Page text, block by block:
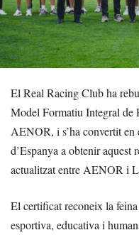
El Real Racing Club ha
Model Formatiu Integral de
AENOR, i s’ha convertit
d’Espanya a obtenir aquest
actualitzat entre AENOR i
El certificat reconeix la
esportiva, educativa i